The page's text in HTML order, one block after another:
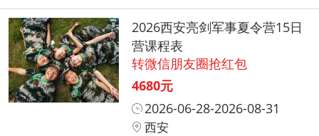
2026西安亮剑军事夏令营15日
营课程表
转微信朋友圈抢红包
4680元
2026-06-28-2026-08-31
西安